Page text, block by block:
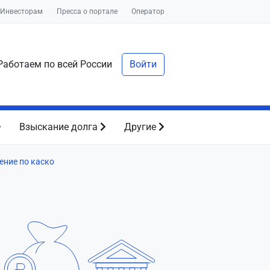
Инвесторам Пресса о портале Оператор
по всей России Войти
Взыскание долга Другие
по каско